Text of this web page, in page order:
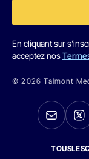
En cliquant sur
acceptez nos
© 2026 Talmont